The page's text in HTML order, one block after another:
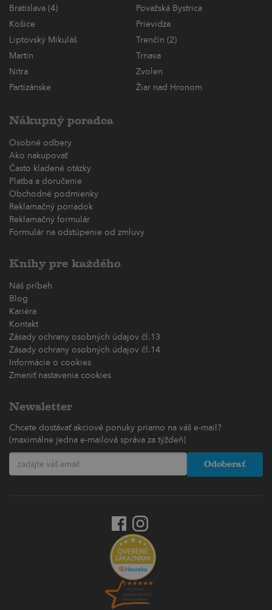
Bratislava (4)
Považská Bystrica
Košice
Prievidza
Liptovský Mikuláš
Trenčín (2)
Martin
Trnava
Nitra
Zvolen
Partizánske
Žiar nad Hronom
Nákupný poradca
Osobné odbery
Ako nakupovať
Často kladené otázky
Platba a doručenie
Obchodné podmienky
Reklamačný poriadok
Reklamačný formulár
Formulár na odstúpenie od zmluvy
Knihy pre každého
Náš príbeh
Blog
Kariéra
Kontakt
Zásady ochrany osobných údajov čl.13
Zásady ochrany osobných údajov čl.14
Informácie o cookies
Zmeniť nastavenia cookies
Newsletter
Chcete dostávať akciové ponuky priamo na váš e-mail?
(maximálne jedna e-mailová správa za týždeň)
Odoberať